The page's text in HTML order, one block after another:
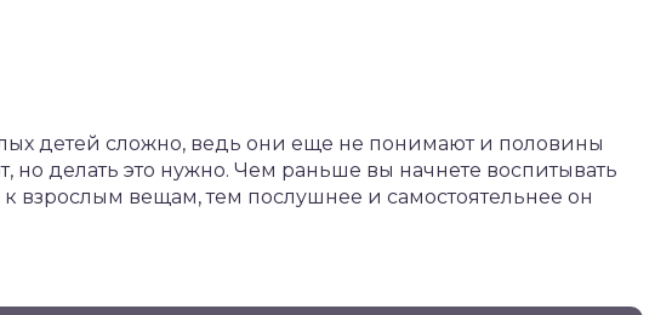
детей сложно, ведь они еще не понимают и половины
но делать это нужно. Чем раньше вы начнете воспитывать
взрослым вещам, тем послушнее и самостоятельнее он